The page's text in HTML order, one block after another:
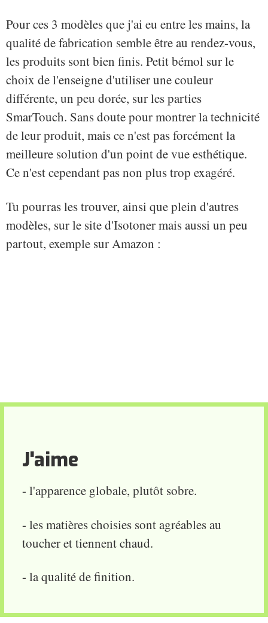
Pour ces 3 modèles que j'ai eu entre les mains, la
qualité de fabrication semble être au rendez-vous,
les produits sont bien finis. Petit bémol sur le
choix de l'enseigne d'utiliser une couleur
différente, un peu dorée, sur les parties
SmarTouch. Sans doute pour montrer la technicité
de leur produit, mais ce n'est pas forcément la
meilleure solution d'un point de vue esthétique.
Ce n'est cependant pas non plus trop exagéré.
Tu pourras les trouver, ainsi que plein d'autres
modèles, sur le site d'Isotoner mais aussi un peu
partout, exemple sur Amazon :
J'aime
- l'apparence globale, plutôt sobre.
- les matières choisies sont agréables au
toucher et tiennent chaud.
- la qualité de finition.